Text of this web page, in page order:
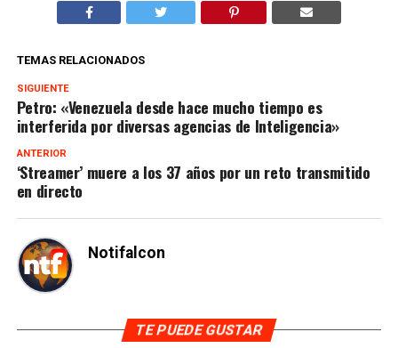
TEMAS RELACIONADOS
SIGUIENTE
Petro: «Venezuela desde hace mucho tiempo es
interferida por diversas agencias de Inteligencia»
ANTERIOR
‘Streamer’ muere a los 37 años por un reto transmitido
en directo
Notifalcon
TE PUEDE GUSTAR